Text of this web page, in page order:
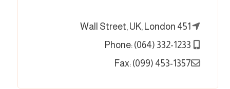
451 Wall Street, UK, London
Fax: (099) 453-1357